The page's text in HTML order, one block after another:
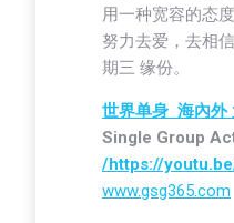
用一种宽容的态
努力去爱，去相
期三 缘份。
世界单身 海內外
Single Group
/https://
www.gsg365.com